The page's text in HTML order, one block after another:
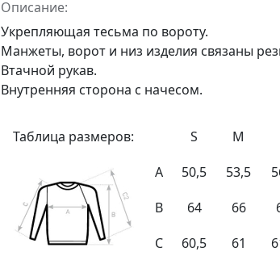
Описание:
Укрепляющая тесьма по вороту.
Манжеты, ворот и низ изделия связаны
Втачной рукав.
Внутренняя сторона с начесом.
Таблица размеров: S M
А
50,5 53,5
В
64 66
С
60,5 61